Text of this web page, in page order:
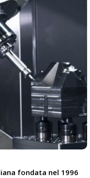
fondata nel 1996